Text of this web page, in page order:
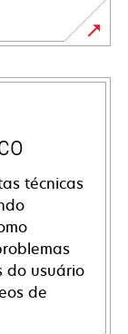
técnicas
do usuário
de